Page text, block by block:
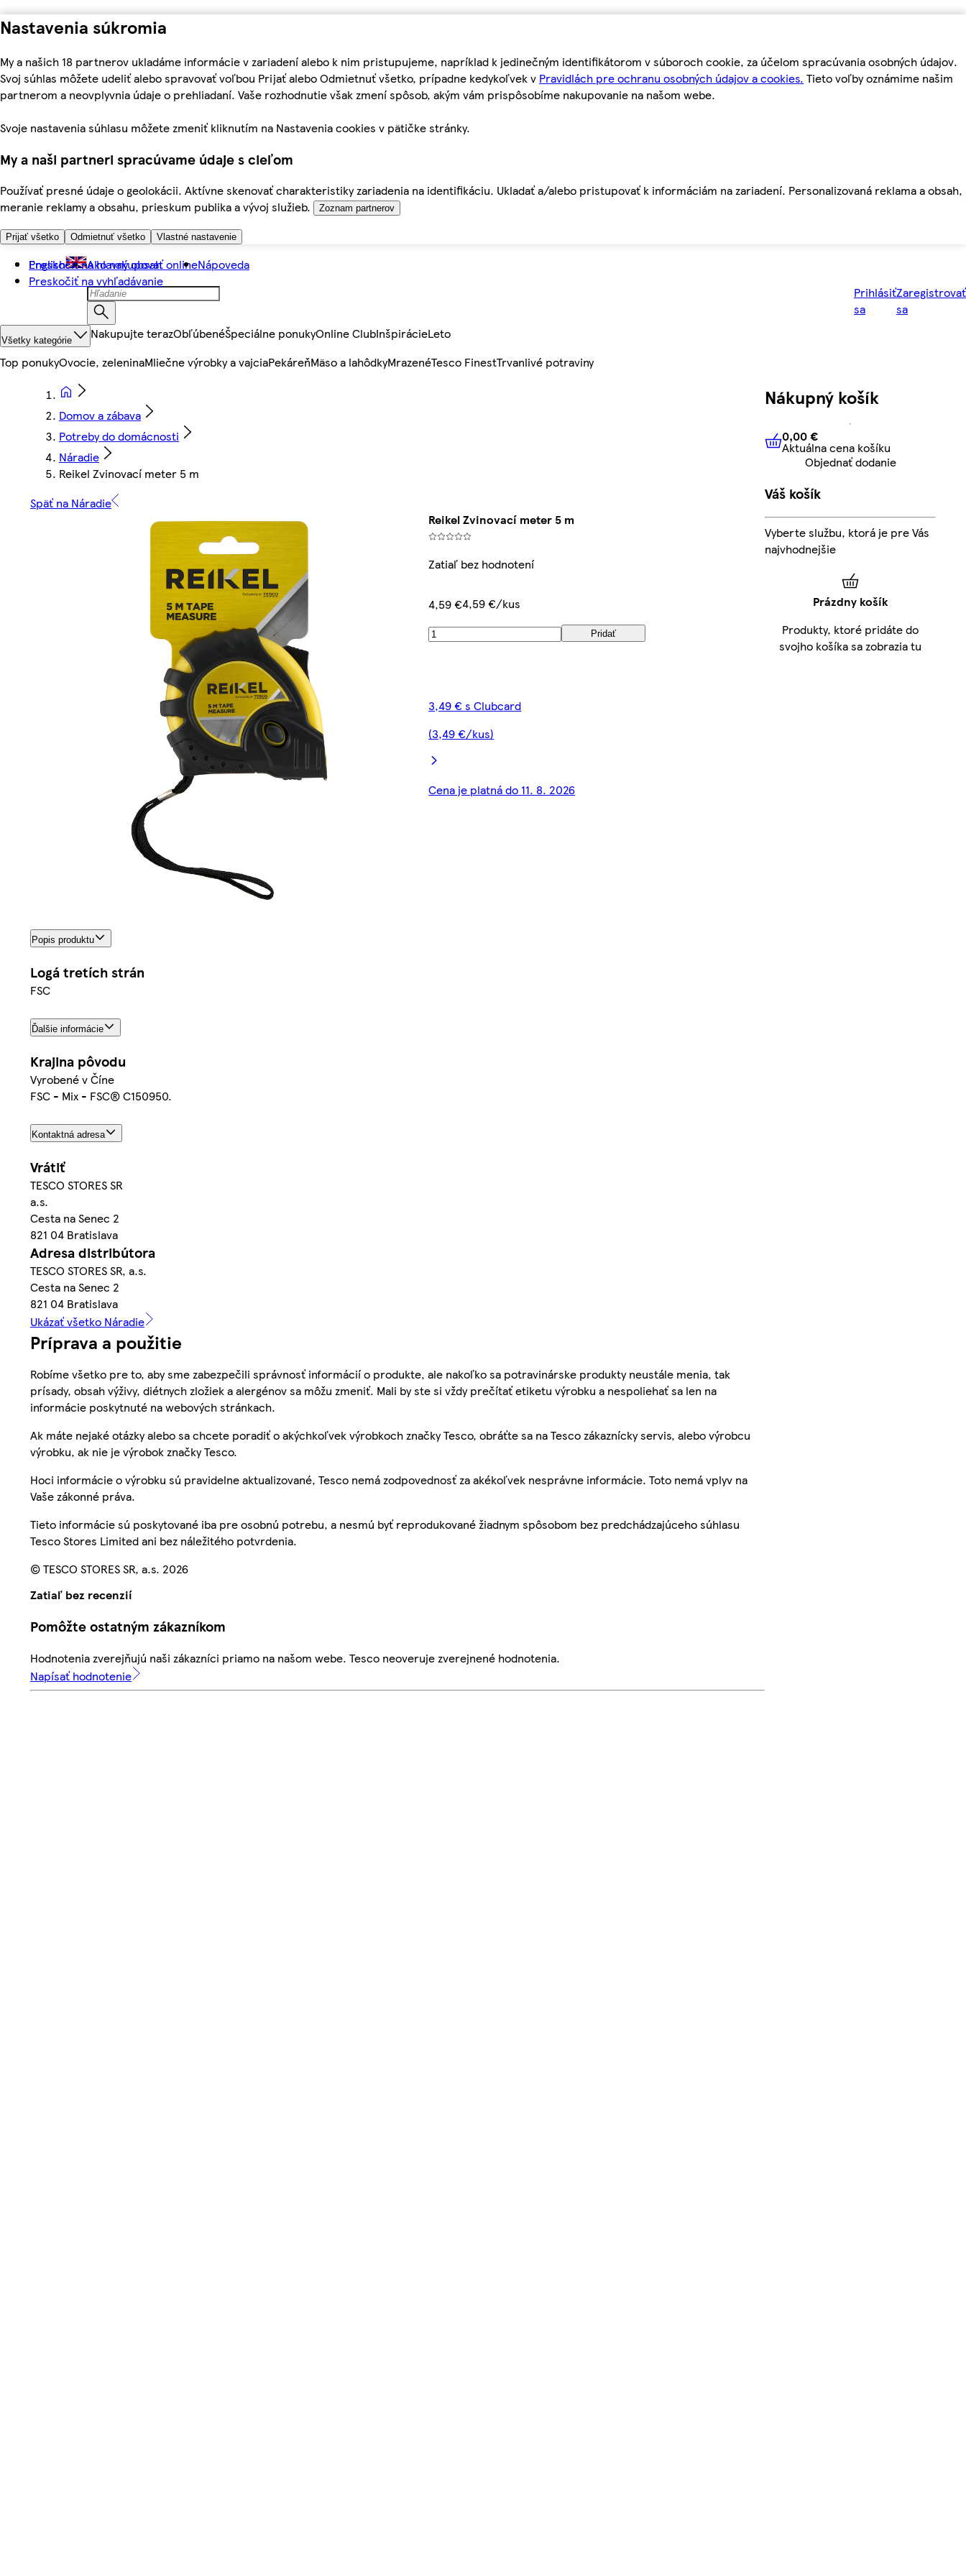
Nastavenia súkromia
My a našich 18 partnerov ukladáme informácie v zariadení alebo k nim pristupujeme, napríklad k jedinečným identifikátorom v súboroch cookie, za účelom spracúvania osobných údajov.
Svoj súhlas môžete udeliť alebo spravovať voľbou Prijať alebo Odmietnuť všetko, prípadne kedykoľvek v Pravidlách pre ochranu osobných údajov a cookies. Tieto voľby oznámime našim
partnerom a neovplyvnia údaje o prehliadaní. Vaše rozhodnutie však zmení spôsob, akým vám prispôsobíme nakupovanie na našom webe.
Svoje nastavenia súhlasu môžete zmeniť kliknutím na Nastavenia cookies v pätičke stránky.
My a naši partneri spracúvame údaje s cieľom
Používať presné údaje o geolokácii. Aktívne skenovať charakteristiky zariadenia na identifikáciu. Ukladať a/alebo pristupovať k informáciám na zariadení. Personalizovaná reklama a obsah,
meranie reklamy a obsahu, prieskum publika a vývoj služieb.
Zoznam partnerov
Prijať všetko Odmietnuť všetko Vlastné nastavenie
Preskočiť na hlavný obsah
Preskočiť na vyhľadávanie
English Ako nakupovať onlineNápoveda
Prihlásiť
sa
Zaregistrovať
sa
Všetky kategórie Nakupujte terazObľúbenéŠpeciálne ponukyOnline ClubInšpirácieLeto
Top ponukyOvocie, zeleninaMliečne výrobky a vajciaPekáreňMäso a lahôdkyMrazenéTesco FinestTrvanlivé potraviny
Domov a zábava
Potreby do domácnosti
Náradie
Reikel Zvinovací meter 5 m
Späť na Náradie
Reikel Zvinovací meter 5 m
Zatiaľ bez hodnotení
4,59 €4,59 €/kus
Pridať
3,49 € s Clubcard
(3,49 €/kus)
Cena je platná do 11. 8. 2026
Popis produktu
Logá tretích strán
FSC
Ďalšie informácie
Krajina pôvodu
Vyrobené v Číne
FSC - Mix - FSC® C150950.
Kontaktná adresa
Vrátiť
TESCO STORES SR
a.s.
Cesta na Senec 2
821 04 Bratislava
Adresa distribútora
TESCO STORES SR, a.s.
Cesta na Senec 2
821 04 Bratislava
Ukázať všetko Náradie
Príprava a použitie
Robíme všetko pre to, aby sme zabezpečili správnosť informácií o produkte, ale nakoľko sa potravinárske produkty neustále menia, tak
prísady, obsah výživy, diétnych zložiek a alergénov sa môžu zmeniť. Mali by ste si vždy prečítať etiketu výrobku a nespoliehať sa len na
informácie poskytnuté na webových stránkach.
Ak máte nejaké otázky alebo sa chcete poradiť o akýchkoľvek výrobkoch značky Tesco, obráťte sa na Tesco zákaznícky servis, alebo výrobcu
výrobku, ak nie je výrobok značky Tesco.
Hoci informácie o výrobku sú pravidelne aktualizované, Tesco nemá zodpovednosť za akékoľvek nesprávne informácie. Toto nemá vplyv na
Vaše zákonné práva.
Tieto informácie sú poskytované iba pre osobnú potrebu, a nesmú byť reprodukované žiadnym spôsobom bez predchádzajúceho súhlasu
Tesco Stores Limited ani bez náležitého potvrdenia.
© TESCO STORES SR, a.s. 2026
Zatiaľ bez recenzií
Pomôžte ostatným zákazníkom
Hodnotenia zverejňujú naši zákazníci priamo na našom webe. Tesco neoveruje zverejnené hodnotenia.
Napísať hodnotenie
Nákupný košík
0,00 € Aktuálna cena košíku
0,00 €
Aktuálna cena košíku
Objednať dodanie
Váš košík
Vyberte službu, ktorá je pre Vás
najvhodnejšie
Prázdny košík
Produkty, ktoré pridáte do
svojho košíka sa zobrazia tu